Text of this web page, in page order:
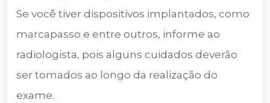
Se você tiver dispositivos implantados, como
marcapasso e entre outros, informe ao
radiologista, pois alguns cuidados deverão
ser tomados ao longo da realização do
exame.